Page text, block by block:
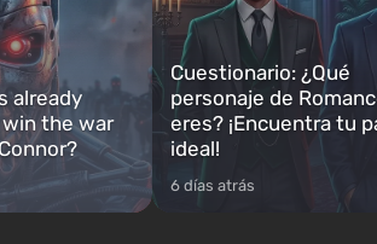
already
win the war
Cuestionario: ¿Qué
personaje de
eres? ¡Encuentra tu
ideal!
6 días atrás